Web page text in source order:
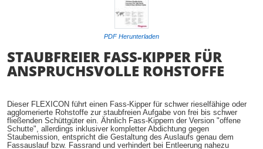
PDF Herunterladen
STAUBFREIER FASS-KIPPER FÜR
ANSPRUCHSVOLLE ROHSTOFFE
Dieser FLEXICON führt einen Fass-Kipper für schwer rieselfähige oder
agglomerierte Rohstoffe zur staubfreien Aufgabe von frei bis schwer
fließenden Schüttgüter ein. Ähnlich Fass-Kippern der Version "offene
Schutte", allerdings inklusiver kompletter Abdichtung gegen
Staubemission, entspricht die Gestaltung des Auslaufs genau dem
Fassauslauf bzw. Fassrand und verhindert bei Entleerung nahezu